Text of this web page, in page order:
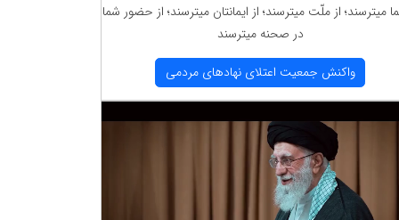
میترسند؛ از ملّت میترسند؛ از ایمانتان میترسند؛ از حضور شما
در صحنه میترسند
واكنش جمعیت اعتلای نهادهای مردمی